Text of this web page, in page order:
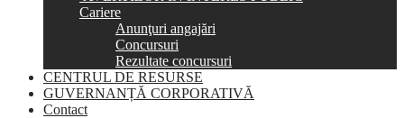
Cariere
Anunţuri angajări
Concursuri
Rezultate concursuri
CENTRUL DE RESURSE
GUVERNANȚĂ CORPORATIVĂ
Contact